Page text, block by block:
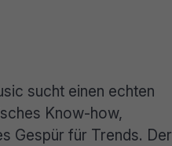
sucht einen echten
Know-how,
Gespür für Trends. Der